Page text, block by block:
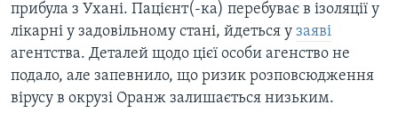
прибула з Ухані. Пацієнт(-ка) перебуває в ізоляції у
лікарні у задовільному стані, йдеться у заяві
агентства. Деталей щодо цієї особи агенство не
подало, але запевнило, що ризик розповсюдження
вірусу в окрузі Оранж залишається низьким.